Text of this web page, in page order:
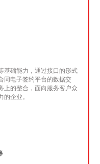
基础能力，通过接口的形式
同电子签约平台的数据交
上的整合，面向服务客户众
企业。